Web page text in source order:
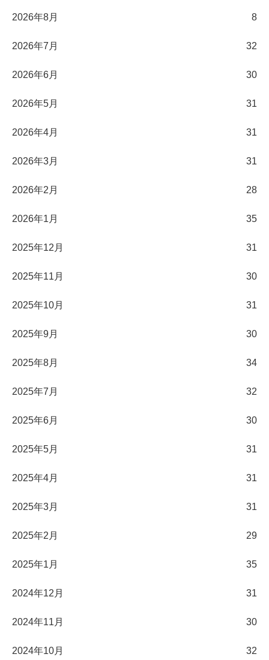
2026年8月 8
2026年7月 32
2026年6月 30
2026年5月 31
2026年4月 31
2026年3月 31
2026年2月 28
2026年1月 35
2025年12月 31
2025年11月 30
2025年10月 31
2025年9月 30
2025年8月 34
2025年7月 32
2025年6月 30
2025年5月 31
2025年4月 31
2025年3月 31
2025年2月 29
2025年1月 35
2024年12月 31
2024年11月 30
2024年10月 32